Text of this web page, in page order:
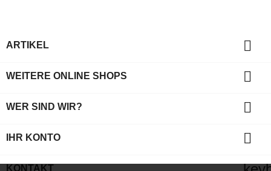
ARTIKEL 
WEITERE ONLINE SHOPS 
WER SIND WIR? 
IHR KONTO 
KONTAKT